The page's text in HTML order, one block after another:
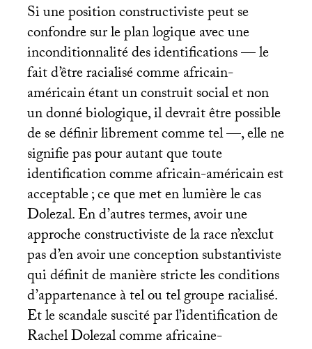
Si une position constructiviste peut se
confondre sur le plan logique avec une
inconditionnalité des identifications — le
fait d’être racialisé comme africain-
américain étant un construit social et non
un donné biologique, il devrait être possible
de se définir librement comme tel —, elle ne
signifie pas pour autant que toute
identification comme africain-américain est
acceptable; ce que met en lumière le cas
Dolezal. En d’autres termes, avoir une
approche constructiviste de la race n’exclut
pas d’en avoir une conception substantiviste
qui définit de manière stricte les conditions
d’appartenance à tel ou tel groupe racialisé.
Et le scandale suscité par l’identification de
Rachel Dolezal comme africaine-